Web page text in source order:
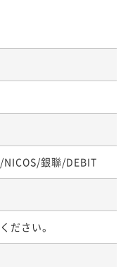
NICOS/銀聯/DEBIT
ださい。